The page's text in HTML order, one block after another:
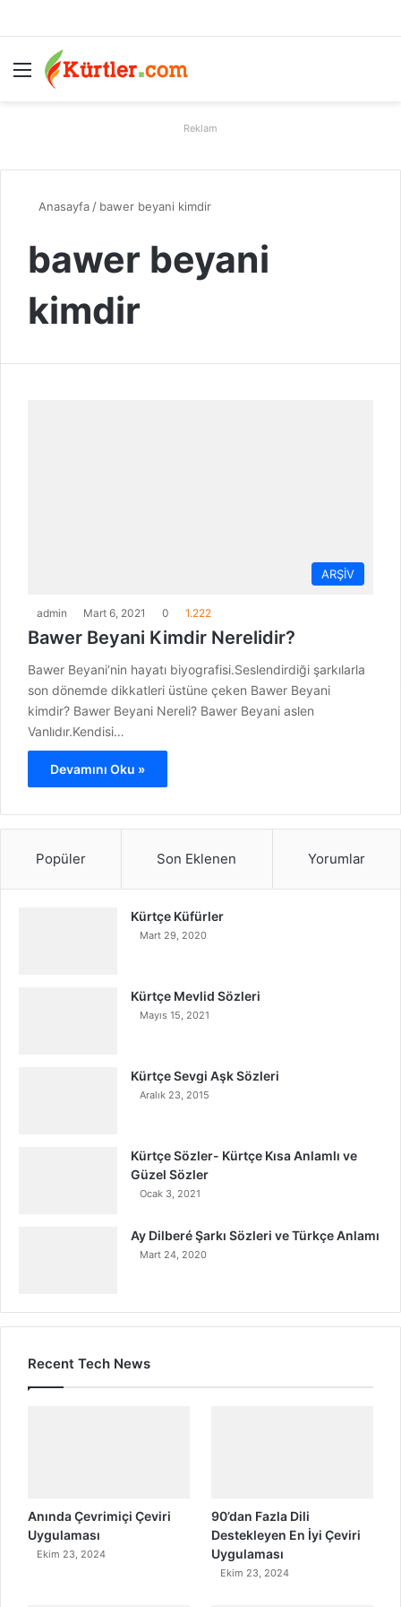
Menü
Reklam
Anasayfa / bawer beyani kimdir
bawer beyani
kimdir
ARŞİV
admin Mart 6, 2021 0 1.222
Bawer Beyani Kimdir Nerelidir?
Bawer Beyani‘nin hayatı biyografisi.Seslendirdiği şarkılarla
son dönemde dikkatleri üstüne çeken Bawer Beyani
kimdir? Bawer Beyani Nereli? Bawer Beyani aslen
Vanlıdır.Kendisi…
Devamını Oku »
Popüler Son Eklenen Yorumlar
Kürtçe Küfürler
Mart 29, 2020
Kürtçe Mevlid Sözleri
Mayıs 15, 2021
Kürtçe Sevgi Aşk Sözleri
Aralık 23, 2015
Kürtçe Sözler- Kürtçe Kısa Anlamlı ve
Güzel Sözler
Ocak 3, 2021
Ay Dilberé Şarkı Sözleri ve Türkçe Anlamı
Mart 24, 2020
Recent Tech News
Anında Çevrimiçi Çeviri
Uygulaması
Ekim 23, 2024
90’dan Fazla Dili
Destekleyen En İyi Çeviri
Uygulaması
Ekim 23, 2024